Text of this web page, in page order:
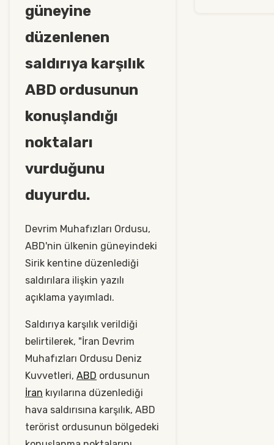
güneyine
düzenlenen
saldırıya karşılık
ABD ordusunun
konuşlandığı
noktaları
vurduğunu
duyurdu.
Devrim Muhafızları Ordusu,
ABD'nin ülkenin güneyindeki
Sirik kentine düzenlediği
saldırılara ilişkin yazılı
açıklama yayımladı.
Saldırıya karşılık verildiği
belirtilerek, "İran Devrim
Muhafızları Ordusu Deniz
Kuvvetleri, ABD ordusunun
İran kıyılarına düzenlediği
hava saldırısına karşılık, ABD
terörist ordusunun bölgedeki